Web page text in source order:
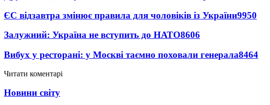
ЄС відзавтра змінює правила для чоловіків із України9950
Залужний: Україна не вступить до НАТО8606
Вибух у ресторані: у Москві таємно поховали генерала8464
Читати коментарі
Новини світу